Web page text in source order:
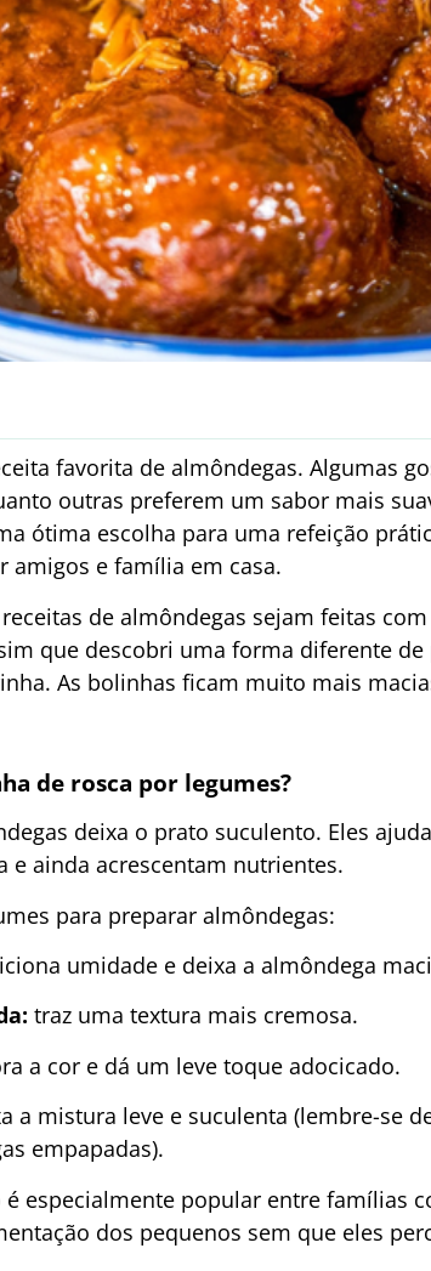
favorita de almôndegas. Algumas
outras preferem um sabor mais
ótima escolha para uma refeição
amigos e família em casa.
de almôndegas sejam feitas
que descobri uma forma diferente
As bolinhas ficam muito mais
de rosca por legumes?
deixa o prato suculento. Eles
e ainda acrescentam nutrientes.
para preparar almôndegas:
umidade e deixa a almôndega
traz uma textura mais cremosa.
a cor e dá um leve toque adocicado.
a mistura leve e suculenta (lembre-se
empapadas).
é especialmente popular entre famílias
dos pequenos sem que eles